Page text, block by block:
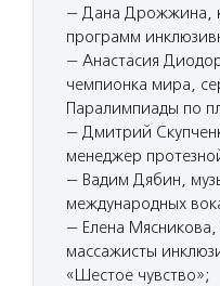
— Дана Дрожжина,
программ
— Анастасия
чемпионка мира,
Паралимпиады по
— Дмитрий
менеджер
— Вадим Дябин,
международных
— Елена
массажисты
«Шестое чувство»;